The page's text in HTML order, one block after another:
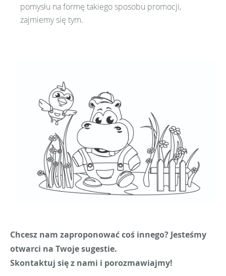
pomysłu na formę takiego sposobu promocji,
zajmiemy się tym.
Chcesz nam zaproponować coś innego? Jesteśmy
otwarci na Twoje sugestie.
Skontaktuj się z nami i porozmawiajmy!